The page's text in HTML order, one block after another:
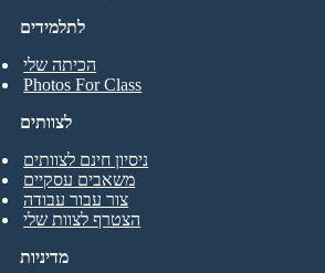
לתלמידים
הכיתה שלי
Photos For Class
לצוותים
ניסיון חינם לצוותים
משאבים עסקיים
צור עבור עבודה
הצטרף לצוות שלי
מדיניות